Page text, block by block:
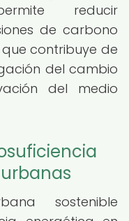
reducir
de carbono
contribuye de
del cambio
del medio
sostenible